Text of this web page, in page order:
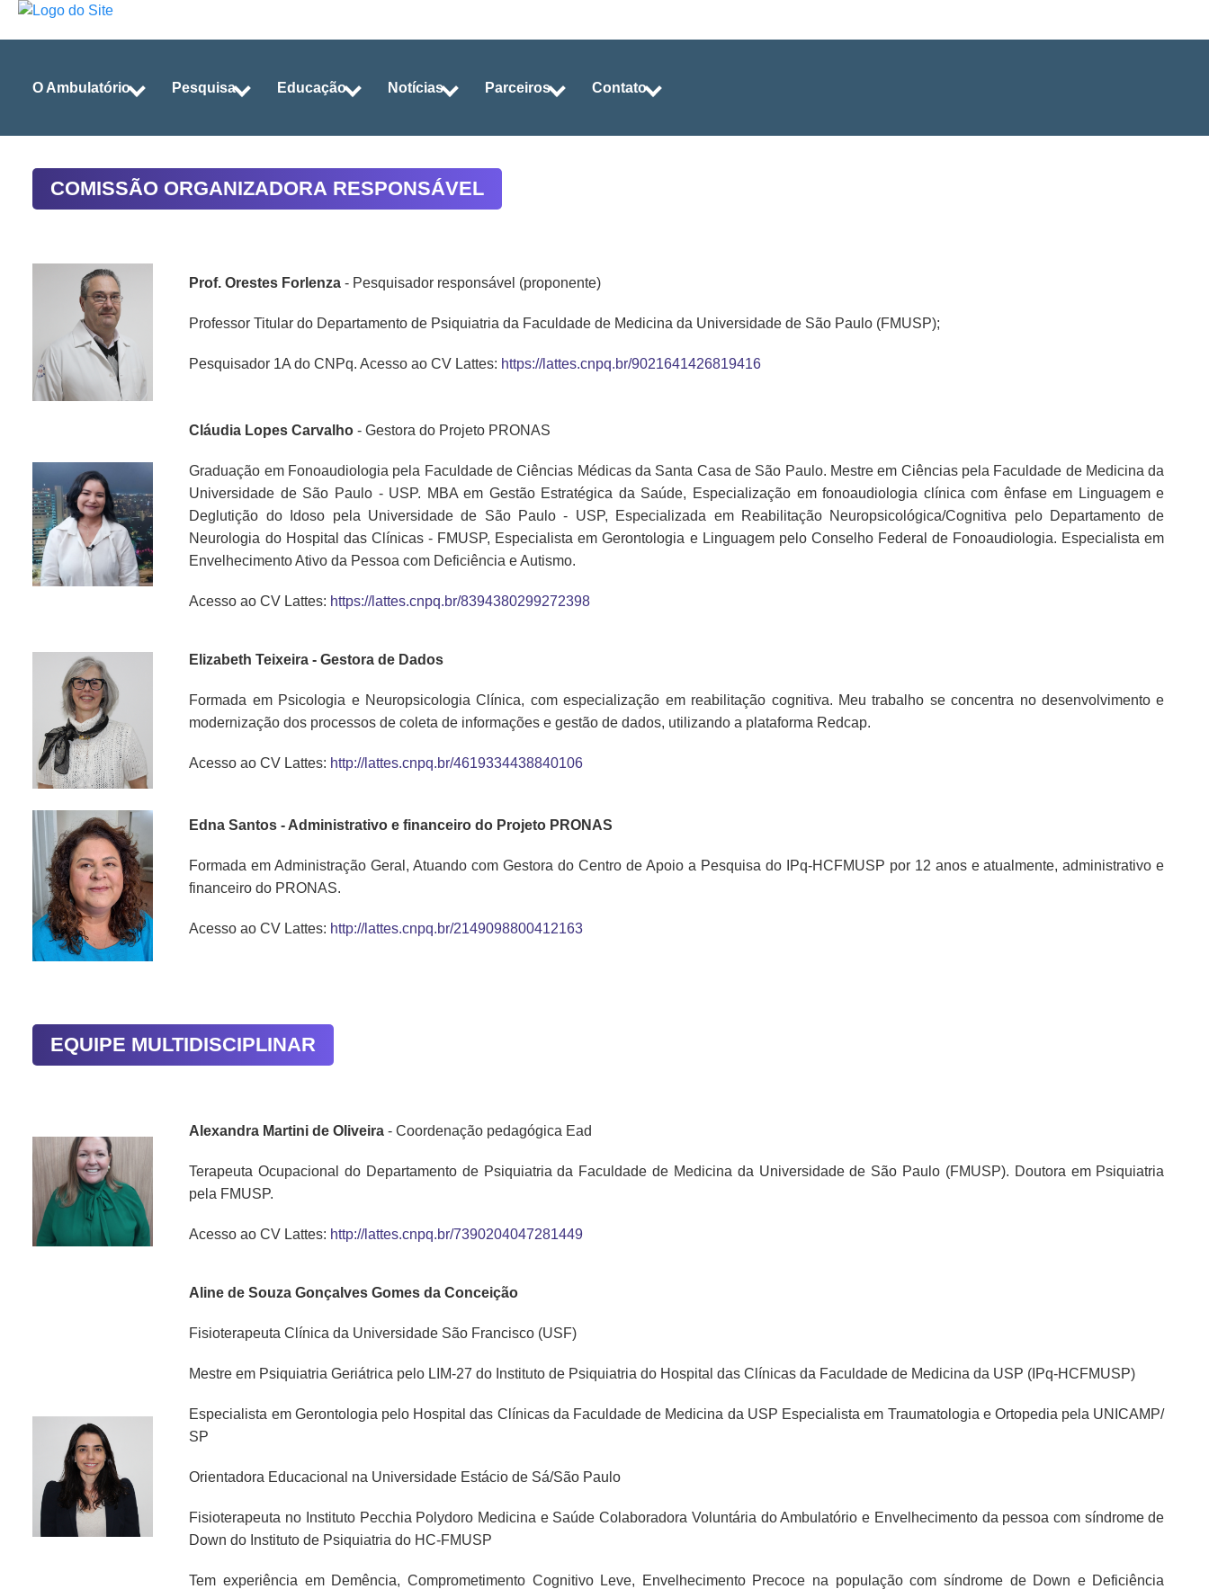
O Ambulatório Pesquisa Educação Notícias Parceiros Contato
COMISSÃO ORGANIZADORA RESPONSÁVEL
Prof. Orestes Forlenza - Pesquisador responsável (proponente)
Professor Titular do Departamento de Psiquiatria da Faculdade de Medicina da Universidade de São Paulo (FMUSP);
Pesquisador 1A do CNPq. Acesso ao CV Lattes: https://lattes.cnpq.br/9021641426819416
Cláudia Lopes Carvalho - Gestora do Projeto PRONAS
Graduação em Fonoaudiologia pela Faculdade de Ciências Médicas da Santa Casa de São Paulo. Mestre em Ciências pela Faculdade de Medicina da
Universidade de São Paulo - USP. MBA em Gestão Estratégica da Saúde, Especialização em fonoaudiologia clínica com ênfase em Linguagem e
Deglutição do Idoso pela Universidade de São Paulo - USP, Especializada em Reabilitação Neuropsicológica/Cognitiva pelo Departamento de
Neurologia do Hospital das Clínicas - FMUSP, Especialista em Gerontologia e Linguagem pelo Conselho Federal de Fonoaudiologia. Especialista em
Envelhecimento Ativo da Pessoa com Deficiência e Autismo.
Acesso ao CV Lattes: https://lattes.cnpq.br/8394380299272398
Elizabeth Teixeira - Gestora de Dados
Formada em Psicologia e Neuropsicologia Clínica, com especialização em reabilitação cognitiva. Meu trabalho se concentra no desenvolvimento e
modernização dos processos de coleta de informações e gestão de dados, utilizando a plataforma Redcap.
Acesso ao CV Lattes: http://lattes.cnpq.br/4619334438840106
Edna Santos - Administrativo e financeiro do Projeto PRONAS
Formada em Administração Geral, Atuando com Gestora do Centro de Apoio a Pesquisa do IPq-HCFMUSP por 12 anos e atualmente, administrativo e
financeiro do PRONAS.
Acesso ao CV Lattes: http://lattes.cnpq.br/2149098800412163
EQUIPE MULTIDISCIPLINAR
Alexandra Martini de Oliveira - Coordenação pedagógica Ead
Terapeuta Ocupacional do Departamento de Psiquiatria da Faculdade de Medicina da Universidade de São Paulo (FMUSP). Doutora em Psiquiatria
pela FMUSP.
Acesso ao CV Lattes: http://lattes.cnpq.br/7390204047281449
Aline de Souza Gonçalves Gomes da Conceição
Fisioterapeuta Clínica da Universidade São Francisco (USF)
Mestre em Psiquiatria Geriátrica pelo LIM-27 do Instituto de Psiquiatria do Hospital das Clínicas da Faculdade de Medicina da USP (IPq-HCFMUSP)
Especialista em Gerontologia pelo Hospital das Clínicas da Faculdade de Medicina da USP Especialista em Traumatologia e Ortopedia pela UNICAMP/
SP
Orientadora Educacional na Universidade Estácio de Sá/São Paulo
Fisioterapeuta no Instituto Pecchia Polydoro Medicina e Saúde Colaboradora Voluntária do Ambulatório e Envelhecimento da pessoa com síndrome de
Down do Instituto de Psiquiatria do HC-FMUSP
Tem experiência em Demência, Comprometimento Cognitivo Leve, Envelhecimento Precoce na população com síndrome de Down e Deficiência